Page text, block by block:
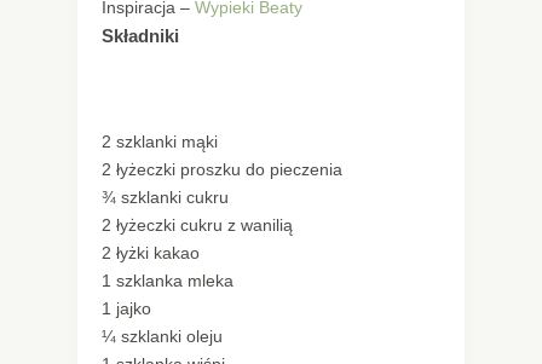
Inspiracja – Wypieki Beaty
Składniki
2 szklanki mąki
2 łyżeczki proszku do pieczenia
¾ szklanki cukru
2 łyżeczki cukru z wanilią
2 łyżki kakao
1 szklanka mleka
1 jajko
¼ szklanki oleju